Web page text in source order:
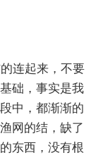
连起来，不要
础，事实是我
中，都渐渐的
网的结，缺了
东西，没有根